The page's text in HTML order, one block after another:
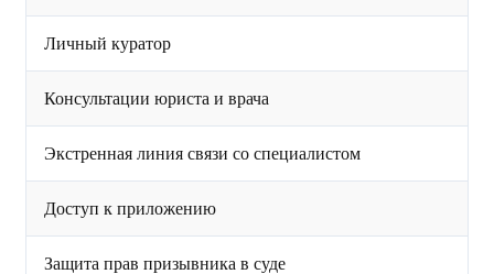
Личный куратор
Консультации юриста и врача
Экстренная линия связи со специалистом
Доступ к приложению
Защита прав призывника в суде